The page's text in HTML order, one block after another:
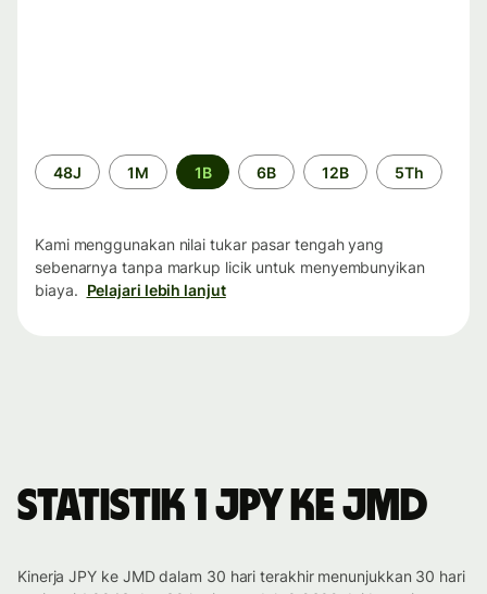
Periode
waktu
48J 1M 1B 6B 12B 5Th
Kami menggunakan nilai tukar pasar tengah yang
sebenarnya tanpa markup licik untuk menyembunyikan
biaya. Pelajari lebih lanjut
Statistik 1 JPY ke JMD
Kinerja JPY ke JMD dalam 30 hari terakhir menunjukkan 30 hari